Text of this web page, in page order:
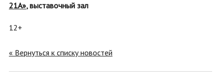
21А», выставочный зал
12+
« Вернуться к списку новостей